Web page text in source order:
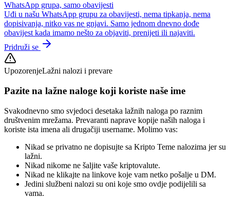
WhatsApp grupa, samo obavijesti
Uđi u našu WhatsApp grupu za obavijesti, nema tipkanja, nema
dopisivanja, nitko vas ne gnjavi. Samo jednom dnevno dođe
obavijest kada imamo nešto za objaviti, prenijeti ili najaviti.
Pridruži se
UpozorenjeLažni nalozi i prevare
Pazite na lažne naloge koji koriste naše ime
Svakodnevno smo svjedoci desetaka lažnih naloga po raznim
društvenim mrežama. Prevaranti naprave kopije naših naloga i
koriste ista imena ali drugačiji username. Molimo vas:
Nikad se privatno ne dopisujte sa Kripto Teme nalozima jer su
lažni.
Nikad nikome ne šaljite vaše kriptovalute.
Nikad ne klikajte na linkove koje vam netko pošalje u DM.
Jedini službeni nalozi su oni koje smo ovdje podijelili sa
vama.